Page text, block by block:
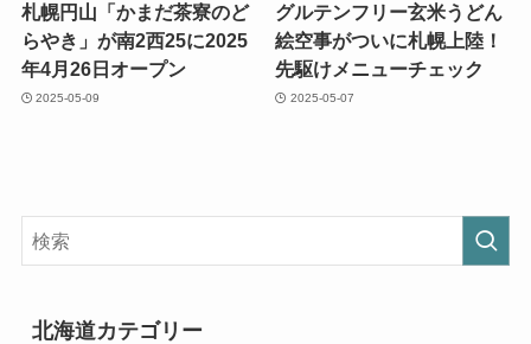
札幌円山「かまだ茶寮のど
らやき」が南2西25に2025
年4月26日オープン
2025-05-09
グルテンフリー玄米うどん
絵空事がついに札幌上陸！
先駆けメニューチェック
2025-05-07
北海道カテゴリー